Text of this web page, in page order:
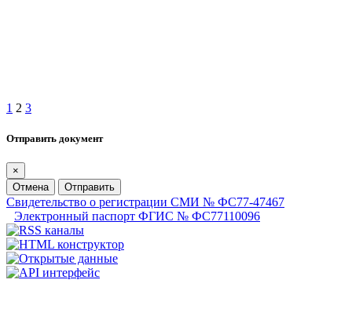
1 2 3
Отправить документ
×
Отмена
Отправить
Свидетельство о регистрации СМИ № ФС77-47467
Электронный паспорт ФГИС № ФС77110096